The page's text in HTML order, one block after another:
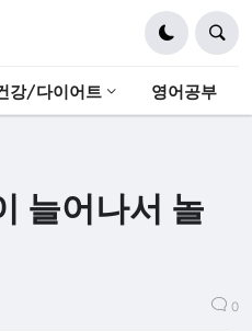
강/다이어트 영어공부
늘어나서 놀
0